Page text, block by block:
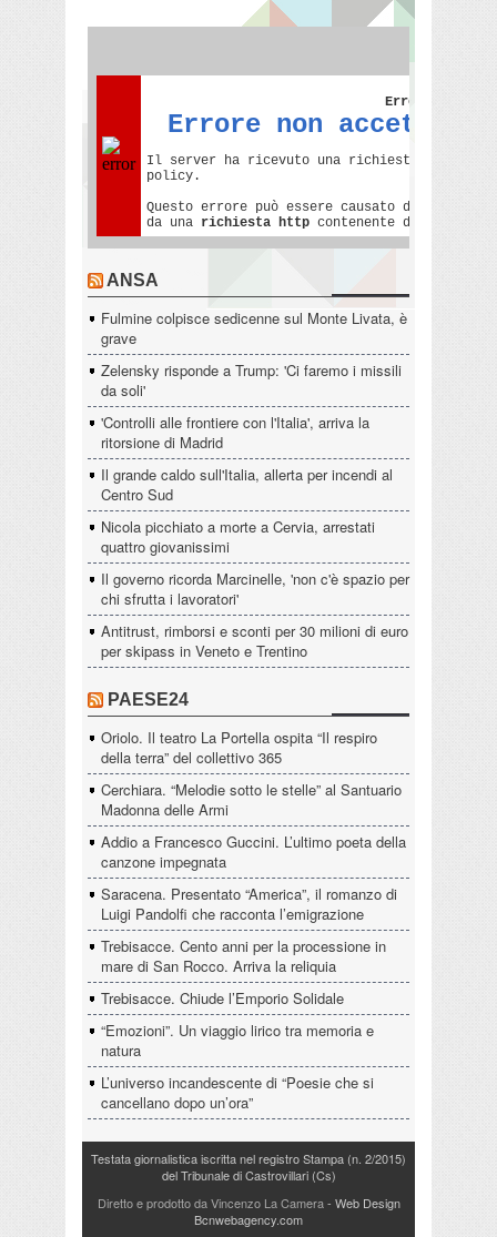
ANSA
Fulmine colpisce sedicenne sul Monte Livata, è
grave
Zelensky risponde a Trump: 'Ci faremo i missili
da soli'
'Controlli alle frontiere con l'Italia', arriva la
ritorsione di Madrid
Il grande caldo sull'Italia, allerta per incendi al
Centro Sud
Nicola picchiato a morte a Cervia, arrestati
quattro giovanissimi
Il governo ricorda Marcinelle, 'non c'è spazio per
chi sfrutta i lavoratori'
Antitrust, rimborsi e sconti per 30 milioni di euro
per skipass in Veneto e Trentino
PAESE24
Oriolo. Il teatro La Portella ospita “Il respiro
della terra” del collettivo 365
Cerchiara. “Melodie sotto le stelle” al Santuario
Madonna delle Armi
Addio a Francesco Guccini. L’ultimo poeta della
canzone impegnata
Saracena. Presentato “America”, il romanzo di
Luigi Pandolfi che racconta l’emigrazione
Trebisacce. Cento anni per la processione in
mare di San Rocco. Arriva la reliquia
Trebisacce. Chiude l’Emporio Solidale
“Emozioni”. Un viaggio lirico tra memoria e
natura
L’universo incandescente di “Poesie che si
cancellano dopo un’ora”
Testata giornalistica iscritta nel registro Stampa (n. 2/2015)
del Tribunale di Castrovillari (Cs)
Diretto e prodotto da Vincenzo La Camera- Web Design
Bcnwebagency.com